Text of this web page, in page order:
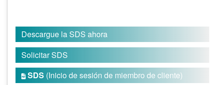
Descargue la SDS ahora
Solicitar SDS
 SDS (Inicio de sesión de miembro de cliente)